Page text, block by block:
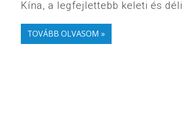
Kína, a legfejlettebb keleti és
TOVÁBB OLVASOM »